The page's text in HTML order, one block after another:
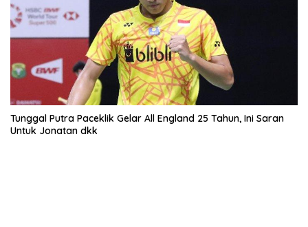
Tunggal Putra Paceklik Gelar All England 25 Tahun, Ini Saran
Untuk Jonatan dkk